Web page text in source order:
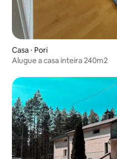
Casa ⋅ Pori
Alugue a casa inteira 240m2